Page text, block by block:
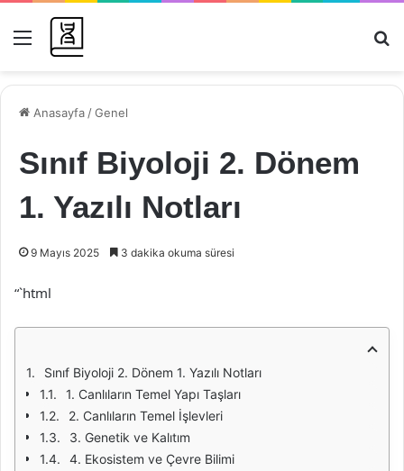
Menü
Anasayfa /Genel
Sınıf Biyoloji 2. Dönem
1. Yazılı Notları
9 Mayıs 2025 3 dakika okuma süresi
“`html
Sınıf Biyoloji 2. Dönem 1. Yazılı Notları
1. Canlıların Temel Yapı Taşları
2. Canlıların Temel İşlevleri
3. Genetik ve Kalıtım
4. Ekosistem ve Çevre Bilimi